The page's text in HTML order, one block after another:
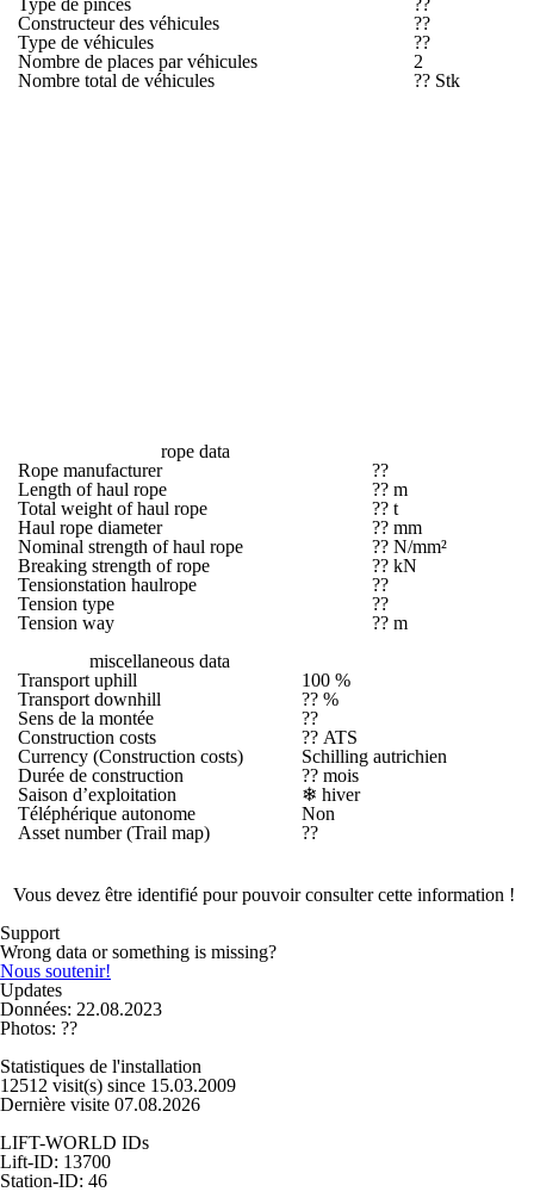
Type de pinces
??
Constructeur des véhicules
??
Type de véhicules
??
Nombre de places par véhicules
2
Nombre total de véhicules
?? Stk
rope data
Rope manufacturer
??
Length of haul rope
?? m
Total weight of haul rope
?? t
Haul rope diameter
?? mm
Nominal strength of haul rope
?? N/mm²
Breaking strength of rope
?? kN
Tensionstation haulrope
??
Tension type
??
Tension way
?? m
miscellaneous data
Transport uphill
100 %
Transport downhill
?? %
Sens de la montée
??
Construction costs
?? ATS
Currency (Construction costs)
Schilling autrichien
Durée de construction
?? mois
Saison d’exploitation
❄ hiver
Téléphérique autonome
Non
Asset number (Trail map)
??
Vous devez être identifié pour pouvoir consulter cette information !
Support
Wrong data or something is missing?
Nous soutenir!
Updates
Données: 22.08.2023
Photos: ??
Statistiques de l'installation
12512 visit(s) since 15.03.2009
Dernière visite 07.08.2026
LIFT-WORLD IDs
Lift-ID: 13700
Station-ID: 46